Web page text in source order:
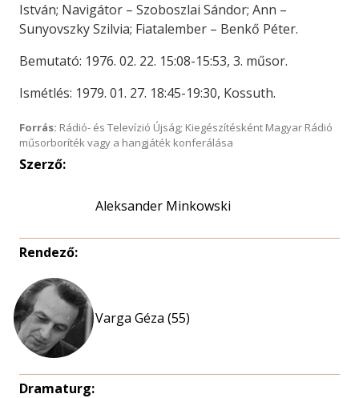
István; Navigátor – Szoboszlai Sándor; Ann –
Sunyovszky Szilvia; Fiatalember – Benkő Péter.
Bemutató: 1976. 02. 22. 15:08-15:53, 3. műsor.
Ismétlés: 1979. 01. 27. 18:45-19:30, Kossuth.
Forrás: Rádió- és Televízió Újság; Kiegészítésként Magyar Rádió
műsorboríték vagy a hangjáték konferálása
Szerző:
Aleksander Minkowski
Rendező:
Varga Géza (55)
Dramaturg: